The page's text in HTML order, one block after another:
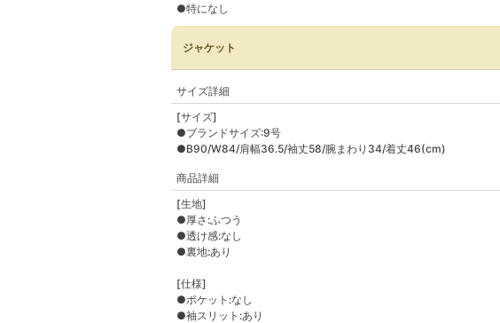
●特になし
ジャケット
サイズ詳細
[サイズ]
●ブランドサイズ:9号
●B90/W84/肩幅36.5/袖丈58/腕まわり34/着丈46(cm)
商品詳細
[生地]
●厚さ:ふつう
●透け感:なし
●裏地:あり
[仕様]
●ポケット:なし
●袖スリット:あり